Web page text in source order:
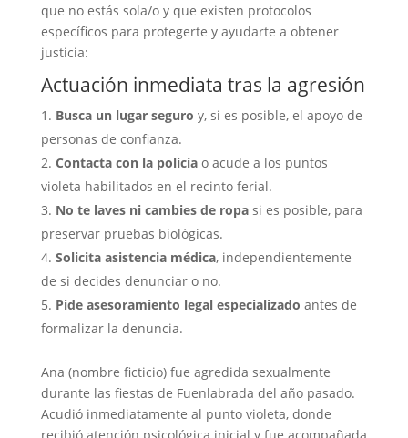
que no estás sola/o y que existen protocolos
específicos para protegerte y ayudarte a obtener
justicia:
Actuación inmediata tras la agresión
Busca un lugar seguro y, si es posible, el apoyo de
personas de confianza.
Contacta con la policíao acude a los puntos
violeta habilitados en el recinto ferial.
No te laves ni cambies de ropasi es posible, para
preservar pruebas biológicas.
Solicita asistencia médica, independientemente
de si decides denunciar o no.
Pide asesoramiento legal especializado antes de
formalizar la denuncia.
Ana (nombre ficticio) fue agredida sexualmente
durante las fiestas de Fuenlabrada del año pasado.
Acudió inmediatamente al punto violeta, donde